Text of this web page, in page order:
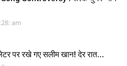
am
पर रखे गए सलीम खान! देर रात...